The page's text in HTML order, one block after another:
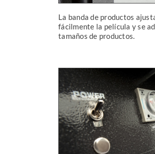
La banda de productos
fácilmente la película y se
tamaños de productos.